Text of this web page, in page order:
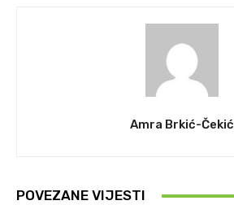
Amra Brkić-Čekić
POVEZANE VIJESTI